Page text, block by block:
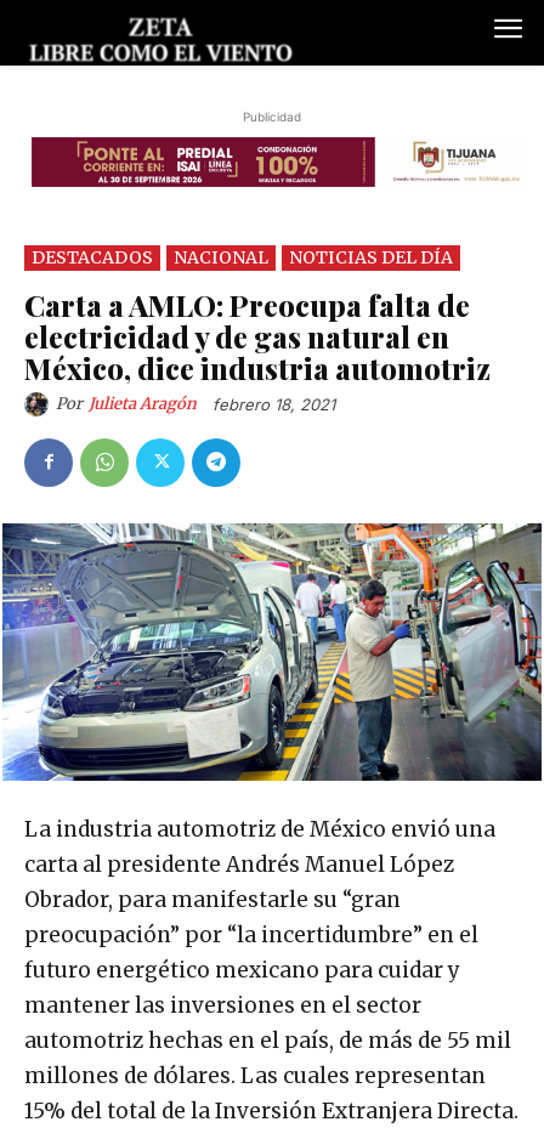
Publicidad
DESTACADOS NACIONAL NOTICIAS DEL DÍA
Carta a AMLO: Preocupa falta de
electricidad y de gas natural en
México, dice industria automotriz
Por Julieta Aragón febrero 18, 2021
La industria automotriz de México envió una
carta al presidente Andrés Manuel López
Obrador, para manifestarle su “gran
preocupación” por “la incertidumbre” en el
futuro energético mexicano para cuidar y
mantener las inversiones en el sector
automotriz hechas en el país, de más de 55 mil
millones de dólares. Las cuales representan
15% del total de la Inversión Extranjera Directa.